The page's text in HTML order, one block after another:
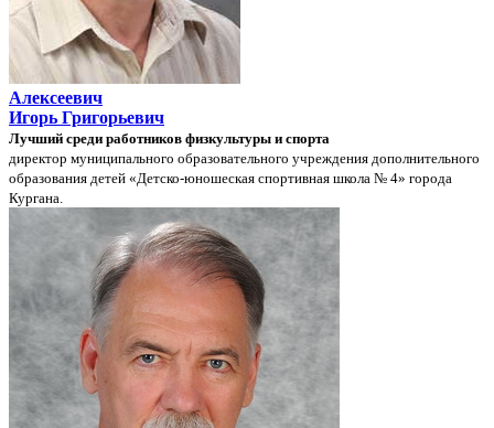
Алексеевич
Игорь Григорьевич
Лучший среди работников физкультуры и спорта
директор муниципального образовательного учреждения дополнительного
образования детей «Детско-юношеская спортивная школа № 4» города
Кургана.